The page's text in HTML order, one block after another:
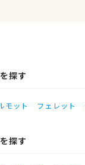
探す
モット フェレット
探す